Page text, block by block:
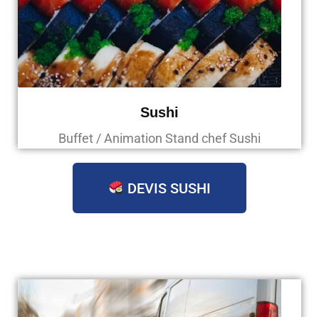
Sushi
Buffet / Animation Stand chef Sushi
DEVIS SUSHI